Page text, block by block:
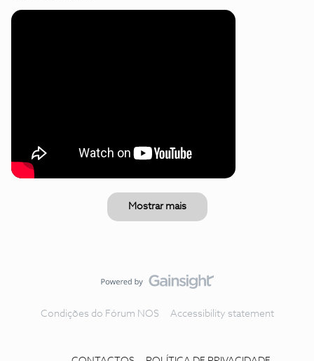
Mostrar mais
Condições do Fórum NOS Accessibility statement